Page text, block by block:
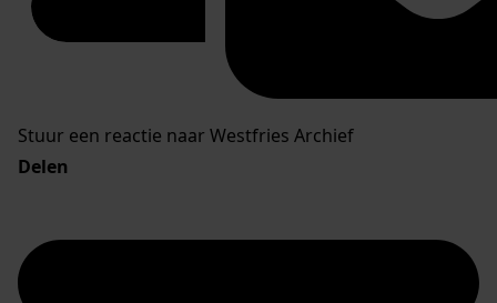
Stuur een reactie naar Westfries Archief
Delen